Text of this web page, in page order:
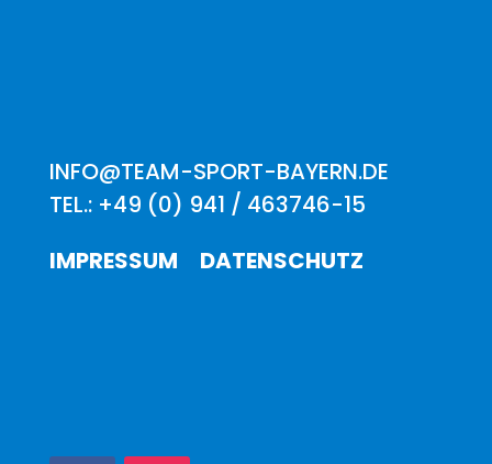
INFO@TEAM-SPORT-BAYERN.DE
TEL.: +49 (0) 941 / 463746-15
IMPRESSUM
DATENSCHUTZ